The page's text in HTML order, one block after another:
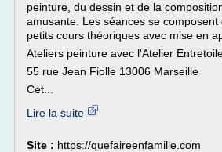
peinture, du dessin et de la
amusante. Les séances se
petits cours théoriques avec mise en
Ateliers peinture avec l'Atelier
55 rue Jean Fiolle 13006 Marseille
Cet...
Lire la suite
Site : https://quefaireenfamille.com